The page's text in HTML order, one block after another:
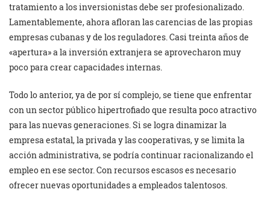
tratamiento a los inversionistas debe ser profesionalizado.
Lamentablemente, ahora afloran las carencias de las propias
empresas cubanas y de los reguladores. Casi treinta años de
«apertura» a la inversión extranjera se aprovecharon muy
poco para crear capacidades internas.
Todo lo anterior, ya de por sí complejo, se tiene que enfrentar
con un sector público hipertrofiado que resulta poco atractivo
para las nuevas generaciones. Si se logra dinamizar la
empresa estatal, la privada y las cooperativas, y se limita la
acción administrativa, se podría continuar racionalizando el
empleo en ese sector. Con recursos escasos es necesario
ofrecer nuevas oportunidades a empleados talentosos.